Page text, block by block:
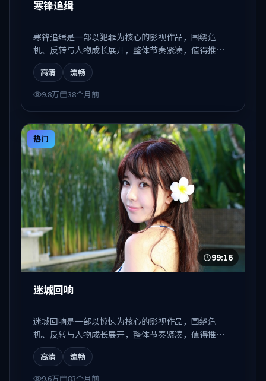
寒锋追缉
寒锋追缉是一部以犯罪为核心的影视作品，围绕危
机、反转与人物成长展开，整体节奏紧凑，值得推荐
观看。
高清
流畅
9.8万
38个月前
热门
99:16
迷城回响
迷城回响是一部以惊悚为核心的影视作品，围绕危
机、反转与人物成长展开，整体节奏紧凑，值得推荐
观看。
高清
流畅
9.6万
83个月前